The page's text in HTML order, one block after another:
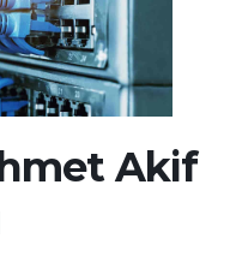
Akif